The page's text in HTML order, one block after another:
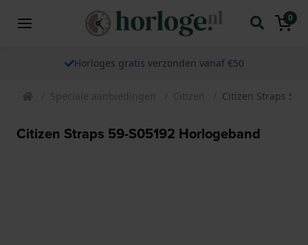
0
Horloges gratis verzonden vanaf €50
Speciale aanbiedingen Citizen Citizen Straps 59-
Citizen Straps 59-S05192 Horlogeband